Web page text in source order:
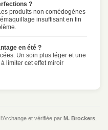
?
produits non comédogènes
insuffisant en fin
en été ?
Un soin plus léger et une
limiter cet effet miroir
et vérifiée par M. Brockers